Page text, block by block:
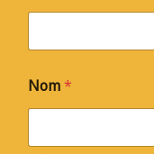
Nom*